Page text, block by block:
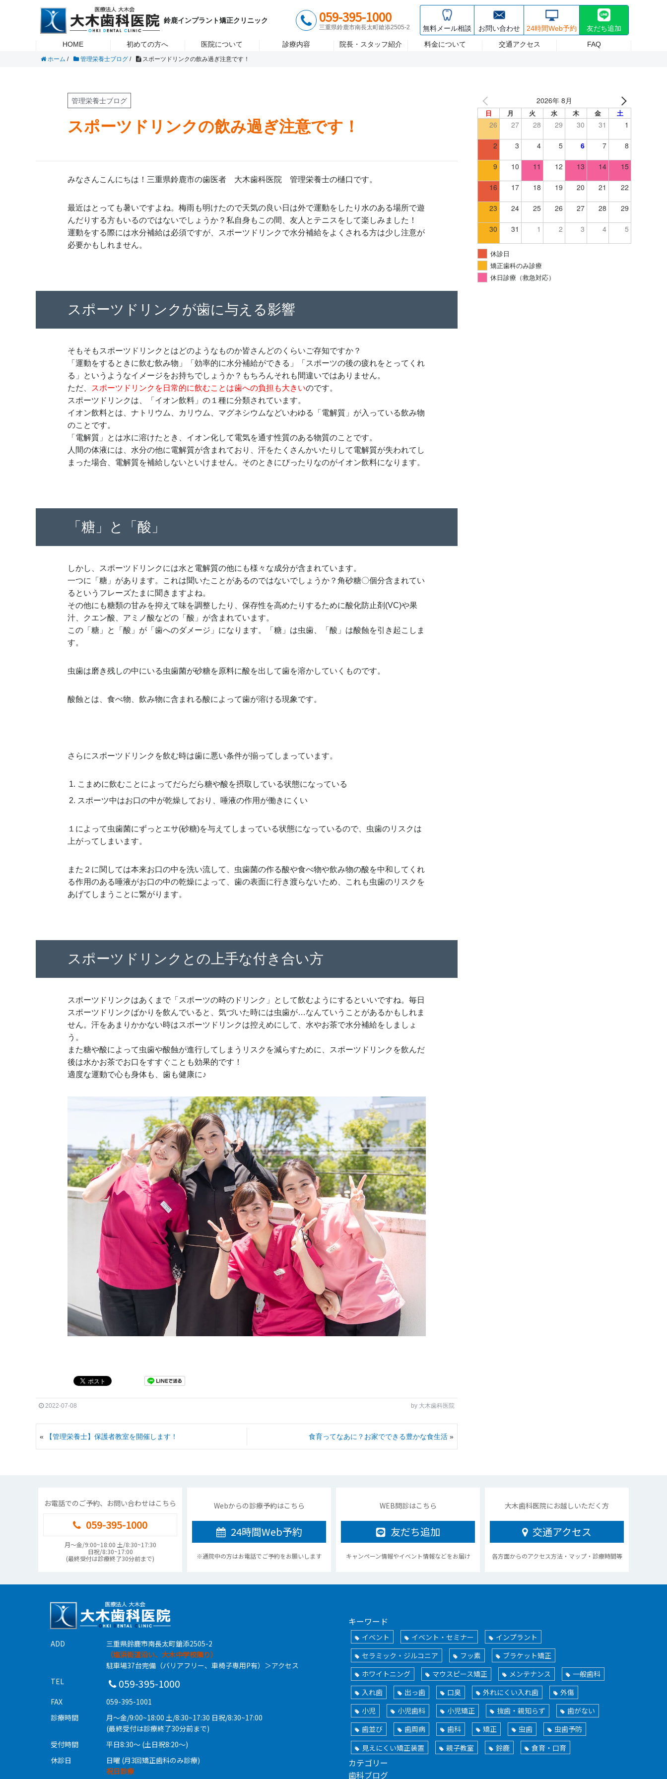
虫歯・歯周病・入れ歯・インプラント・矯正治療のことなら鈴鹿市の歯医者 大木歯科医院
診療時間 月〜金/9:00~18:00 土/8:30~17:30 日祝/8:30~17:00 (最終受付は診療終了30分前まで) 休診日 日曜
大木歯科医院
インプラント 矯正歯科 セラミック治療・ホワイトニング
鈴鹿インプラント矯正クリニック 059-395-1000
三重県鈴鹿市南長太町鎗添2505-2 無料メール相談 お問い合わせ 24時間Web予約
友だち追加
HOME
初めての方へ 医院について 診療内容 院長・スタッフ紹介 料金について 交通アクセス FAQ
ホーム / 管理栄養士ブログ / スポーツドリンクの飲み過ぎ注意です！
管理栄養士ブログ
スポーツドリンクの飲み過ぎ注意です！
みなさんこんにちは！三重県鈴鹿市の歯医者 大木歯科医院 管理栄養士の樋口です。
最近はとっても暑いですよね。梅雨も明けたので天気の良い日は外で運動をしたり水のある場所で遊
んだりする方もいるのではないでしょうか？私自身もこの間、友人とテニスをして楽しみました！
運動をする際には水分補給は必須ですが、スポーツドリンクで水分補給をよくされる方は少し注意が
必要かもしれません。
スポーツドリンクが歯に与える影響
そもそもスポーツドリンクとはどのようなものか皆さんどのくらいご存知ですか？
「運動をするときに飲む飲み物」「効率的に水分補給ができる」「スポーツの後の疲れをとってくれ
る」というようなイメージをお持ちでしょうか？もちろんそれも間違いではありません。
ただ、
スポーツドリンクを日常的に飲むことは歯への負担も大きいのです。
スポーツドリンクは、「イオン飲料」の１種に分類されています。
イオン飲料とは、ナトリウム、カリウム、マグネシウムなどいわゆる「電解質」が入っている飲み物
のことです。
「電解質」とは水に溶けたとき、イオン化して電気を通す性質のある物質のことです。
人間の体液には、水分の他に電解質が含まれており、汗をたくさんかいたりして電解質が失われてし
まった場合、電解質を補給しないといけません。そのときにぴったりなのがイオン飲料になります。
「糖」と「酸」
しかし、スポーツドリンクには水と電解質の他にも様々な成分が含まれています。
一つに「糖」があります。これは聞いたことがあるのではないでしょうか？角砂糖〇個分含まれてい
るというフレーズたまに聞きますよね。
その他にも糖類の甘みを抑えて味を調整したり、保存性を高めたりするために酸化防止剤(VC)や果
汁、クエン酸、アミノ酸などの「酸」が含まれています。
この「糖」と「酸」が「歯へのダメージ」になります。「糖」は虫歯、「酸」は酸蝕を引き起こしま
す。
虫歯は磨き残しの中にいる虫歯菌が砂糖を原料に酸を出して歯を溶かしていくものです。
酸蝕とは、食べ物、飲み物に含まれる酸によって歯が溶ける現象です。
さらにスポーツドリンクを飲む時は歯に悪い条件が揃ってしまっています。
こまめに飲むことによってだらだら糖や酸を摂取している状態になっている
スポーツ中はお口の中が乾燥しており、唾液の作用が働きにくい
１によって虫歯菌にずっとエサ(砂糖)を与えてしまっている状態になっているので、虫歯のリスクは
上がってしまいます。
また２に関しては本来お口の中を洗い流して、虫歯菌の作る酸や食べ物や飲み物の酸を中和してくれ
る作用のある唾液がお口の中の乾燥によって、歯の表面に行き渡らないため、これも虫歯のリスクを
あげてしまうことに繋がります。
スポーツドリンクとの上手な付き合い方
スポーツドリンクはあくまで「スポーツの時のドリンク」として飲むようにするといいですね。毎日
スポーツドリンクばかりを飲んでいると、気づいた時には虫歯が…なんていうことがあるかもしれま
せん。汗をあまりかかない時はスポーツドリンクは控えめにして、水やお茶で水分補給をしましょ
う。
また糖や酸によって虫歯や酸蝕が進行してしまうリスクを減らすために、スポーツドリンクを飲んだ
後は水かお茶でお口をすすぐことも効果的です！
適度な運動で心も身体も、歯も健康に♪
2022-07-08 by 大木歯科医院
« 【管理栄養士】保護者教室を開催します！ 食育ってなあに？お家でできる豊かな食生活 »
2026年 8月
日 月 火 水 木 金 土
26 27 28 29 30 31 1
2 3 4 5 6 7 8
9 10 11 12 13 14 15
16 17 18 19 20 21 22
23 24 25 26 27 28 29
30 31 1 2 3 4 5
休診日
矯正歯科のみ診療
休日診療（救急対応）
お電話でのご予約、お問い合わせはこちら
059-395-1000
月〜金/9:00~18:00 土/8:30~17:30
日祝/8:30~17:00
(最終受付は診療終了30分前まで)
Webからの診療予約はこちら
24時間Web予約
※通院中の方はお電話でご予約をお願いします
WEB問診はこちら
友だち追加
キャンペーン情報やイベント情報などをお届け
大木歯科医院にお越しいただく方
交通アクセス
各方面からのアクセス方法・マップ・診療時間等
ADD
三重県鈴鹿市南長太町鎗添2505-2
（塩浜街道沿い、大木中学校隣り）
駐車場37台完備（バリアフリー、車椅子専用P有） ＞アクセス
TEL
059-395-1000
FAX
059-395-1001
診療時間
月〜金/9:00~18:00 土/8:30~17:30 日祝/8:30~17:00
(最終受付は診療終了30分前まで)
受付時間
平日8:30〜 (土日祝8:20〜)
休診日
日曜 (月3回矯正歯科のみ診療)
祝日診療
キーワード
イベント イベント・セミナー
インプラント
セラミック・ジルコニア
フッ素
ブラケット矯正
ホワイトニング
マウスピース矯正 メンテナンス
一般歯科
入れ歯
出っ歯 口臭 外れにくい入れ歯
外傷
小児
小児歯科 小児矯正 抜歯・親知らず
歯がない
歯並び
歯周病 歯科 矯正 虫歯
虫歯予防
見えにくい矯正装置
親子教室 鈴鹿 食育・口育
カテゴリー
歯科ブログ